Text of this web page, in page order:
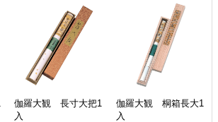
伽羅大観 長寸大把1
入
伽羅大観 桐箱長大1
入